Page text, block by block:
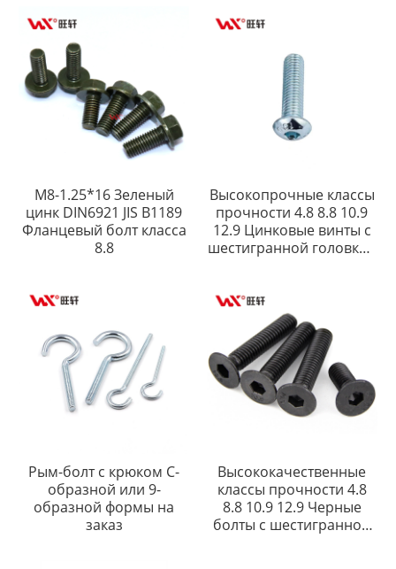
M8-1.25*16 Зеленый
цинк DIN6921 JIS B1189
Фланцевый болт класса
8.8
Высокопрочные классы
прочности 4.8 8.8 10.9
12.9 Цинковые винты с
шестигранной головкой
Рым-болт с крюком C-
образной или 9-
образной формы на
заказ
Высококачественные
классы прочности 4.8
8.8 10.9 12.9 Черные
болты с шестигранной